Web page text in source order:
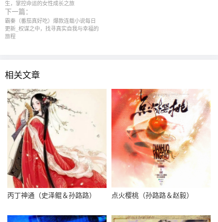
生，掌控命运的女性成长之旅
下一篇：
霸秦（番茄真好吃）‌爆款连载小说每日
更新‌_权谋之中，找寻真实自我与幸福的
旅程
相关文章
丙丁神通（史泽鲲＆孙路路） 点火樱桃（孙路路＆赵毅）